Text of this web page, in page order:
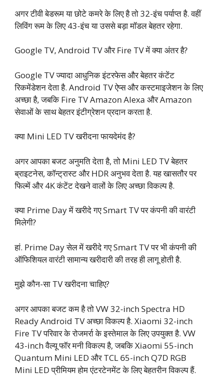
अगर टीवी बेडरूम या छोटे कमरे के लिए है तो 32-इंच पर्याप्त है. वहीं
लिविंग रूम के लिए 43-इंच या उससे बड़ा मॉडल बेहतर रहेगा.
Google TV, Android TV और Fire TV में क्या अंतर है?
Google TV ज्यादा आधुनिक इंटरफेस और बेहतर कंटेंट
रिकमेंडेशन देता है. Android TV ऐप्स और कस्टमाइजेशन के लिए
अच्छा है, जबकि Fire TV Amazon Alexa और Amazon
सेवाओं के साथ बेहतर इंटीग्रेशन प्रदान करता है.
क्या Mini LED TV खरीदना फायदेमंद है?
अगर आपका बजट अनुमति देता है, तो Mini LED TV बेहतर
ब्राइटनेस, कॉन्ट्रास्ट और HDR अनुभव देता है. यह खासतौर पर
फिल्में और 4K कंटेंट देखने वालों के लिए अच्छा विकल्प है.
क्या Prime Day में खरीदे गए Smart TV पर कंपनी की वारंटी
मिलेगी?
हां. Prime Day सेल में खरीदे गए Smart TV पर भी कंपनी की
ऑफिशियल वारंटी सामान्य खरीदारी की तरह ही लागू होती है.
मुझे कौन-सा TV खरीदना चाहिए?
अगर आपका बजट कम है तो VW 32-inch Spectra HD
Ready Android TV अच्छा विकल्प है. Xiaomi 32-inch
Fire TV परिवार के रोजमर्रा के इस्तेमाल के लिए उपयुक्त है. VW
43-inch वैल्यू फॉर मनी विकल्प है, जबकि Xiaomi 55-inch
Quantum Mini LED और TCL 65-inch Q7D RGB
Mini LED प्रीमियम होम एंटरटेनमेंट के लिए बेहतरीन विकल्प हैं.